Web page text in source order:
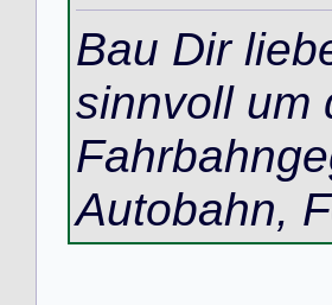
Bau Dir
sinnvoll um
Autobahn,